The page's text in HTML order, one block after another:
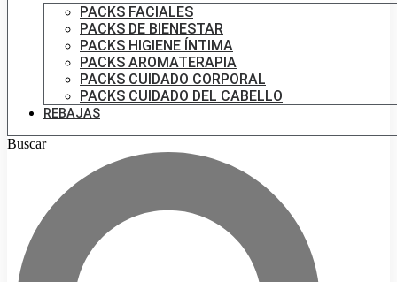
PACKS FACIALES
PACKS DE BIENESTAR
PACKS HIGIENE ÍNTIMA
PACKS AROMATERAPIA
PACKS CUIDADO CORPORAL
PACKS CUIDADO DEL CABELLO
REBAJAS
Buscar